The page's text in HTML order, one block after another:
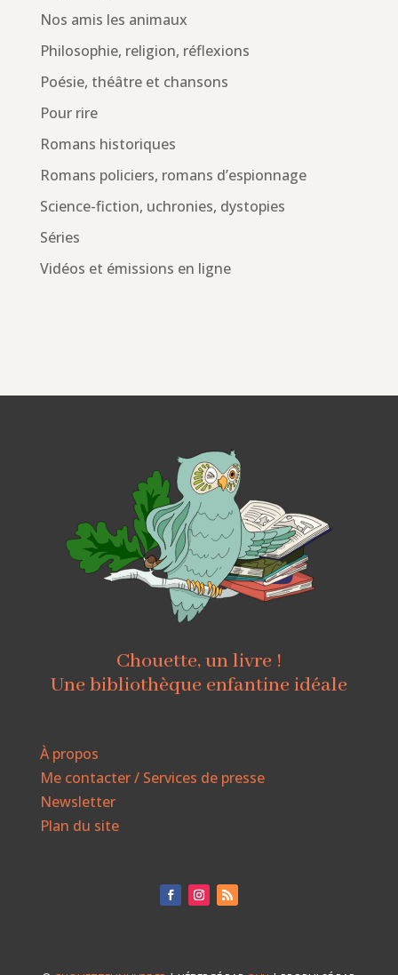
Nos amis les animaux
Philosophie, religion, réflexions
Poésie, théâtre et chansons
Pour rire
Romans historiques
Romans policiers, romans d’espionnage
Science-fiction, uchronies, dystopies
Séries
Vidéos et émissions en ligne
Chouette, un livre !
Une bibliothèque enfantine idéale
À propos
Me contacter / Services de presse
Newsletter
Plan du site